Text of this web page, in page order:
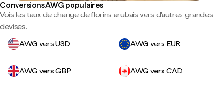
Conversions AWG populaires
Vois les taux de change de florins arubais vers d'autres grandes
devises.
AWG vers USD
AWG vers EUR
AWG vers GBP AWG vers CAD